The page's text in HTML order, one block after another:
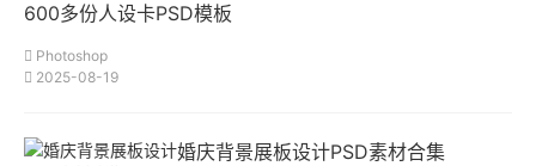
600多份人设卡PSD模板
Photoshop
2025-08-19
婚庆背景展板设计PSD素材合集